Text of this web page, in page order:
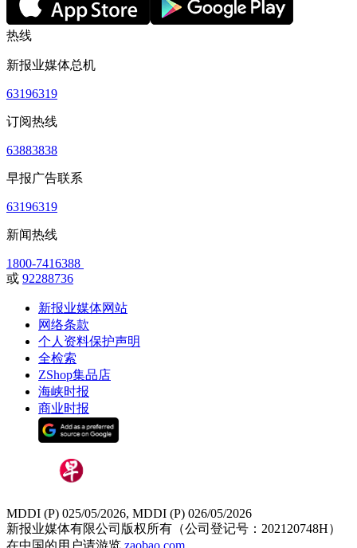
热线
新报业媒体总机
63196319
订阅热线
63883838
早报广告联系
63196319
新闻热线
1800-7416388
或 92288736
新报业媒体网站
网络条款
个人资料保护声明
全检索
ZShop集品店
海峡时报
商业时报
MDDI (P) 025/05/2026, MDDI (P) 026/05/2026
新报业媒体有限公司版权所有（公司登记号：202120748H）